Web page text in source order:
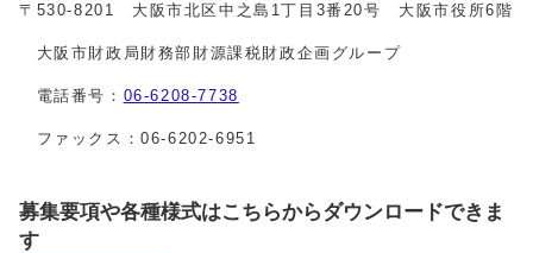
〒530-8201 大阪市北区中之島1丁目3番20号 大阪市役所6階
大阪市財政局財務部財源課税財政企画グループ
電話番号： 06-6208-7738
ファックス：06-6202-6951
募集要項や各種様式はこちらからダウンロードできま
す